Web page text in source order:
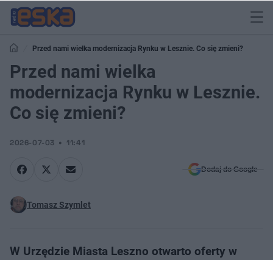
Przed nami wielka modernizacja Rynku w Lesznie. Co się zmieni?
Przed nami wielka
modernizacja Rynku w Lesznie.
Co się zmieni?
2026-07-03 11:41
Dodaj do Google
Tomasz Szymlet
W Urzędzie Miasta Leszno otwarto oferty w